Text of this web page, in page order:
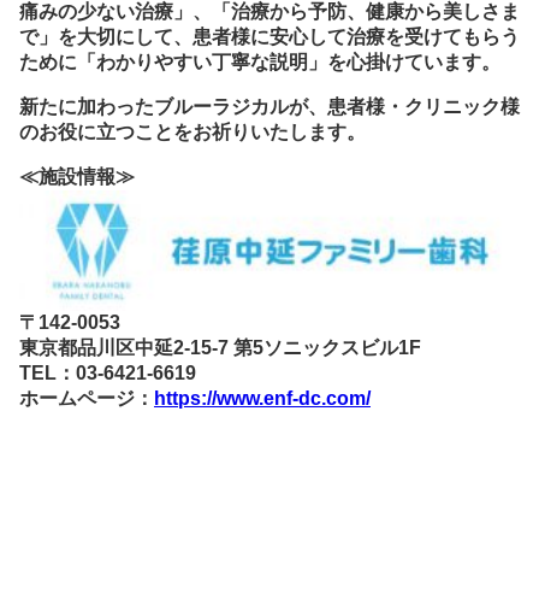
痛みの少ない治療」、「治療から予防、健康から美しさま
で」を大切にして、患者様に安心して治療を受けてもらう
ために「わかりやすい丁寧な説明」を心掛けています。
新たに加わったブルーラジカルが、患者様・クリニック様
のお役に立つことをお祈りいたします。
≪施設情報≫
〒142-0053
東京都品川区中延2-15-7 第5ソニックスビル1F
TEL：03-6421-6619
ホームページ： https://www.enf-dc.com/